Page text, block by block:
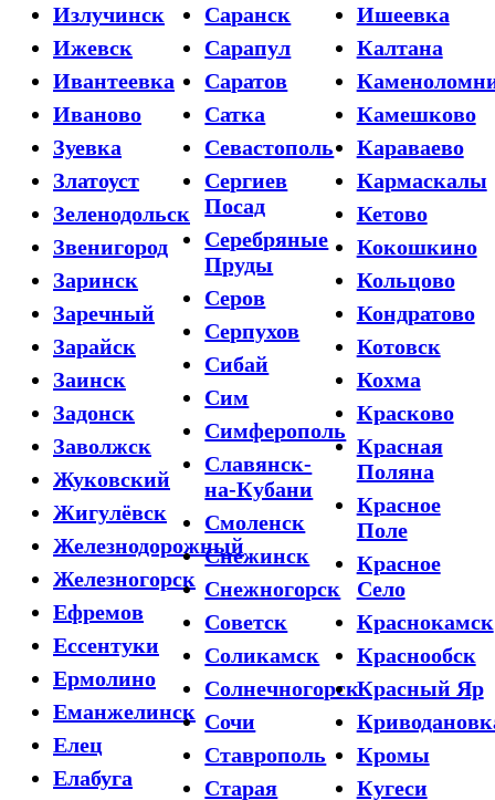
Излучинск
Ижевск
Ивантеевка
Иваново
Зуевка
Златоуст
Зеленодольск
Звенигород
Заринск
Заречный
Зарайск
Заинск
Задонск
Заволжск
Жуковский
Жигулёвск
Железнодорожный
Железногорск
Ефремов
Ессентуки
Ермолино
Еманжелинск
Елец
Елабуга
Саранск
Сарапул
Саратов
Сатка
Севастополь
Сергиев
Посад
Серебряные
Пруды
Серов
Серпухов
Сибай
Сим
Симферополь
Славянск-
на-Кубани
Смоленск
Снежинск
Снежногорск
Советск
Соликамск
Солнечногорск
Сочи
Ставрополь
Старая
Ишеевка
Калтана
Камешково
Караваево
Кармаскалы
Кетово
Кокошкино
Кольцово
Кондратово
Котовск
Кохма
Красково
Красная
Поляна
Красное
Поле
Красное
Село
Краснокамск
Краснообск
Красный Яр
Кромы
Кугеси